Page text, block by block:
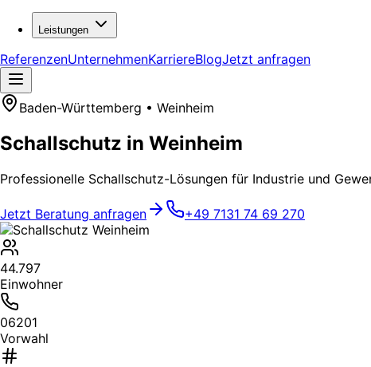
Leistungen
ReferenzenUnternehmenKarriereBlogJetzt anfragen
Baden-Württemberg • Weinheim
Schallschutz in Weinheim
Professionelle Schallschutz-Lösungen für Industrie und
Jetzt Beratung anfragen +49 7131 74 69 270
44.797
Einwohner
06201
Vorwahl